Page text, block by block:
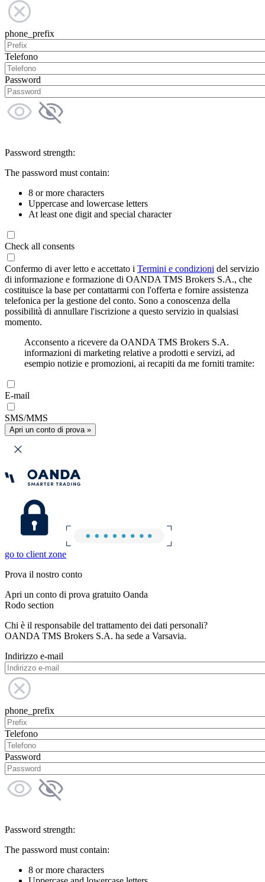
phone_prefix
Telefono
Password
Password strength:
The password must contain:
8 or more characters
Uppercase and lowercase letters
At least one digit and special character
Check all consents
Confermo di aver letto e accettato i Termini e condizioni del servizio
di informazione e formazione di OANDA TMS Brokers S.A., che
costituisce la base per contattarmi con l'offerta e fornire assistenza
telefonica per la gestione del conto. Sono a conoscenza della
possibilità di annullare l'iscrizione a questo servizio in qualsiasi
momento.
Acconsento a ricevere da OANDA TMS Brokers S.A.
informazioni di marketing relative a prodotti e servizi, ad
esempio notizie e promozioni, ai recapiti da me forniti tramite:
E-mail
SMS/MMS
Apri un conto di prova »
go to client zone
Prova il nostro conto
Apri un conto di prova gratuito Oanda
Rodo section
Chi è il responsabile del trattamento dei dati personali?
OANDA TMS Brokers S.A. ha sede a Varsavia.
Indirizzo e-mail
phone_prefix
Telefono
Password
Password strength:
The password must contain:
8 or more characters